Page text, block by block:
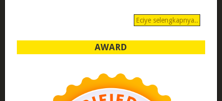
Eciye selengkapnya..
AWARD